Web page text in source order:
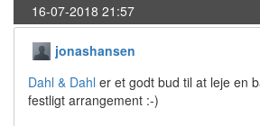
16-07-2018 21:57
jonashansen
Dahl & Dahl er et godt bud til at leje en
festligt arrangement :-)